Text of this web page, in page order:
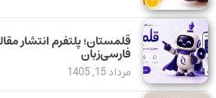
قلمستان؛ پلتفرم انتشار
فارسی‌زبان
مرداد 15, 1405